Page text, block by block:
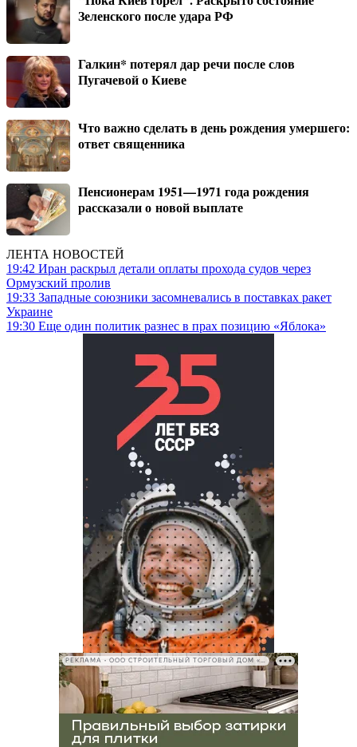
Зеленского после удара РФ
Галкин* потерял дар речи после слов
Пугачевой о Киеве
Что важно сделать в день рождения умершего:
ответ священника
Пенсионерам 1951—1971 года рождения
рассказали о новой выплате
ЛЕНТА НОВОСТЕЙ
19:42 Иран раскрыл детали оплаты прохода судов через
Ормузский пролив
19:33 Западные союзники засомневались в поставках ракет
Украине
19:30 Еще один политик разнес в прах позицию «Яблока»
РЕКЛАМА • ООО СТРОИТЕЛЬНЫЙ ТОРГОВЫЙ ДОМ «ПЕТРОВИЧ», ИНН 7802348846